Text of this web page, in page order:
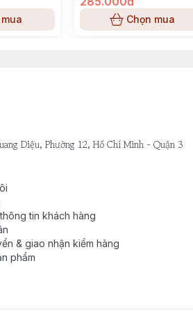
Chọn mua
Diệu, Phường 12, Hồ Chí Minh - Quận 3
tin khách hàng
& giao nhận kiểm hàng
phẩm